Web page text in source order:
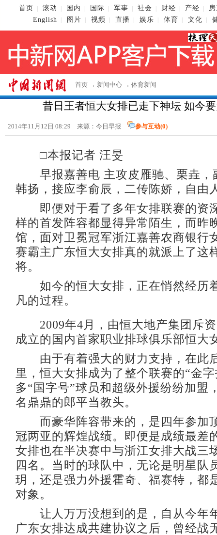
首页 滚动 国内 国际 军事 社会 财经 产经
English
图片 视频 直播 娱乐 体育 文化
首页 → 新闻中心 → 体育新闻
昔日王者恒大女排已走下神坛 如今
2014年11月12日 08:29 来源：今日早报 参与互动(0)
□本报记者 汪旻
早报嘉善电 主攻皮雁驰、栗垚，
韩扬，接应李俞辰，二传陈娇，自
即便对于看了多年女排联赛的资
样的首发阵容都显得异常陌生，而昨
馆，面对卫冕冠军浙江嘉善农商银行
赛霸主广东恒大女排真的就派上了这
将。
如今的恒大女排，正在悄然经历
凡的过程。
2009年4月，由恒大地产集团斥资
成立的国内首家职业排球俱乐部恒大
由于有着强大的财力支持，在此
里，恒大女排成为了整个联赛的“金
多“国字号”球员和超级外援纷纷加盟
名鼎鼎的郎平当教头。
而豪华阵容带来的，是四年参加
冠两亚的辉煌战绩。即便是成绩最差
女排也在半决赛中与浙江女排大战三
四名。当时的球队中，无论是明星队
玥，还是强力外援霍奇、福赛特，都
对象。
让人万万没想到的是，自从今年
广东女排达成共建协议之后，曾经战